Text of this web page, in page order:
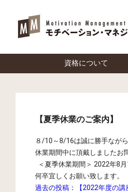
資格について
【夏季休業のご案内】
８/10～8/16は誠に勝手なが
休業期間中に頂戴しましたお
＜夏季休業期間＞ 2022年8
何卒宜しくお願い致します。
過去の投稿：
【2022年度の